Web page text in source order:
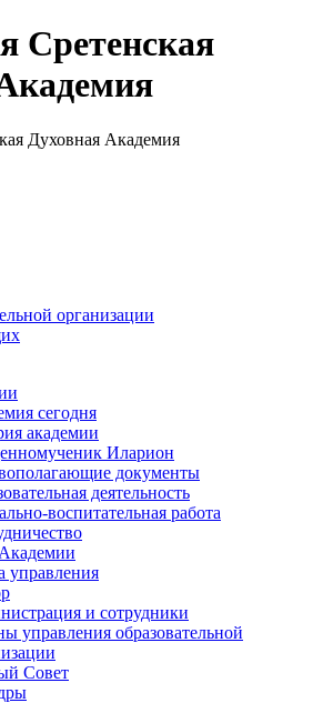
Сретенская
организации
сегодня
академии
Иларион
документы
деятельность
воспитательная работа
управления
и сотрудники
управления образовательной
Совет